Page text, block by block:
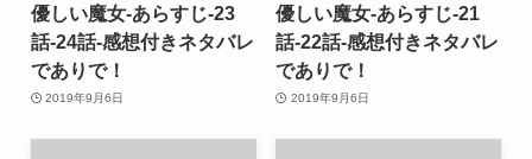
優しい魔女-あらすじ-23
話-24話-感想付きネタバレ
でありで！
2019年9月6日
優しい魔女-あらすじ-21
話-22話-感想付きネタバレ
でありで！
2019年9月6日